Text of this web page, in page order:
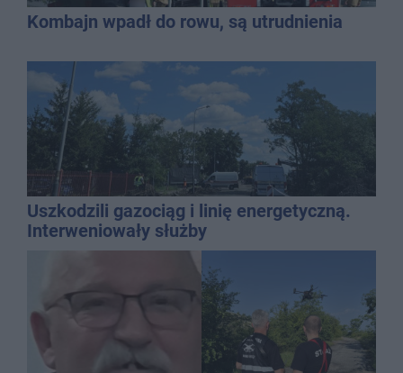
Kombajn wpadł do rowu, są utrudnienia
Uszkodzili gazociąg i linię energetyczną.
Interweniowały służby